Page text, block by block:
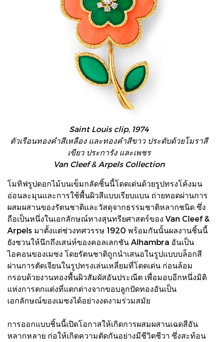
Saint Louis clip, 1974
ตัวเรือนทองคำสีเหลือง และทองคำสีขาว ประดับด้วยโมราสี
เขียว ประการัง และเพชร
Van Cleef & Arpels Collection
โมทิฟรูปดอกไม้บนเข็มกลัดชิ้นนี้โดดเด่นด้วยรูปทรงโค้งมน
อ่อนละมุนและการใช้พื้นผิวสีแบบเรียบแบน ถ่ายทอดผ่านการ
ผสมผสานของรัตนชาติและวัสดุจากธรรมชาติหลากชนิด ซึ่ง
ถือเป็นหนึ่งในเอกลักษณ์ทางสุนทรียศาสตร์ของ Van Cleef &
Arpels มาตั้งแต่ช่วงทศวรรษ 1920 พร้อมกันนั้นผลงานชิ้นนี้
ยังชวนให้นึกถึงเสน่ห์ของคอลเลกชัน Alhambra อันเป็น
ไอคอนของเมซง โดยรัตนชาติถูกนำเสนอในรูปแบบบล็อกสี
ผ่านการตัดเจียนในรูปทรงเล่นเหลี่ยมที่โดดเด่น ก่อนล้อม
กรอบด้วยงานทองพื้นผิวสัมผัสอันประณีต เพื่อมอบอีกหนึ่งมิติ
แห่งการตกแต่งที่แตกต่างจากขอบลูกปัดทองอันเป็น
เอกลักษณ์ของเมซงได้อย่างงดงามร่วมสมัย
การออกแบบชิ้นนี้เปิดโอกาสให้เกิดการผสมผสานเฉดสีอัน
หลากหลาย ก่อให้เกิดความตัดกันอย่างมีชีวิตชีวา ซึ่งสะท้อน